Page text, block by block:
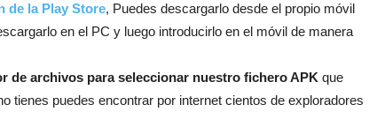
de la Play Store, Puedes descargarlo desde el propio móvil
en el PC y luego introducirlo en el móvil de manera
de archivos para seleccionar nuestro fichero APK que
tienes puedes encontrar por internet cientos de exploradores